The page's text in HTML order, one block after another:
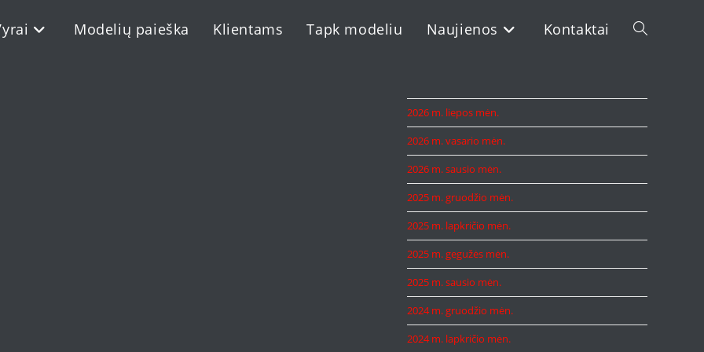
Modelių paieška Klientams Tapk modeliu Naujienos Kontaktai Toggle
2026 m. liepos mėn.
2026 m. vasario mėn.
2026 m. sausio mėn.
2025 m. gruodžio mėn.
2025 m. lapkričio mėn.
2025 m. gegužės mėn.
2025 m. sausio mėn.
2024 m. gruodžio mėn.
2024 m. lapkričio mėn.